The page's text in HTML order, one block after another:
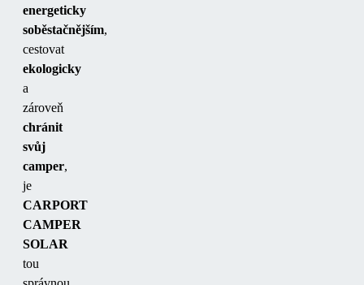
energeticky
soběstačnějším,
cestovat
ekologicky
a
zároveň
chránit
svůj
camper,
je
CARPORT
CAMPER
SOLAR
tou